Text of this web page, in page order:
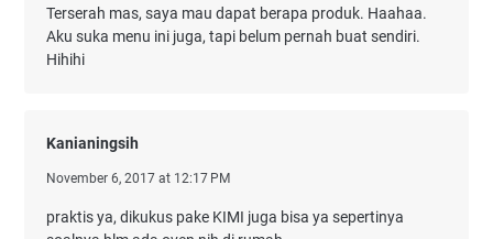
Terserah mas, saya mau dapat berapa produk. Haahaa.
Aku suka menu ini juga, tapi belum pernah buat sendiri.
Hihihi
Kanianingsih
November 6, 2017 at 12:17 PM
praktis ya, dikukus pake KIMI juga bisa ya sepertinya